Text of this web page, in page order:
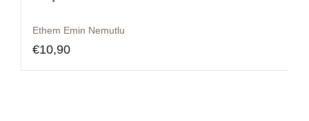
Ethem Emin Nemutlu
€10,90